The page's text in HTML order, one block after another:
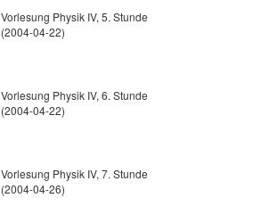
Vorlesung Physik IV, 5. Stunde
(2004-04-22)
Vorlesung Physik IV, 6. Stunde
(2004-04-22)
Vorlesung Physik IV, 7. Stunde
(2004-04-26)